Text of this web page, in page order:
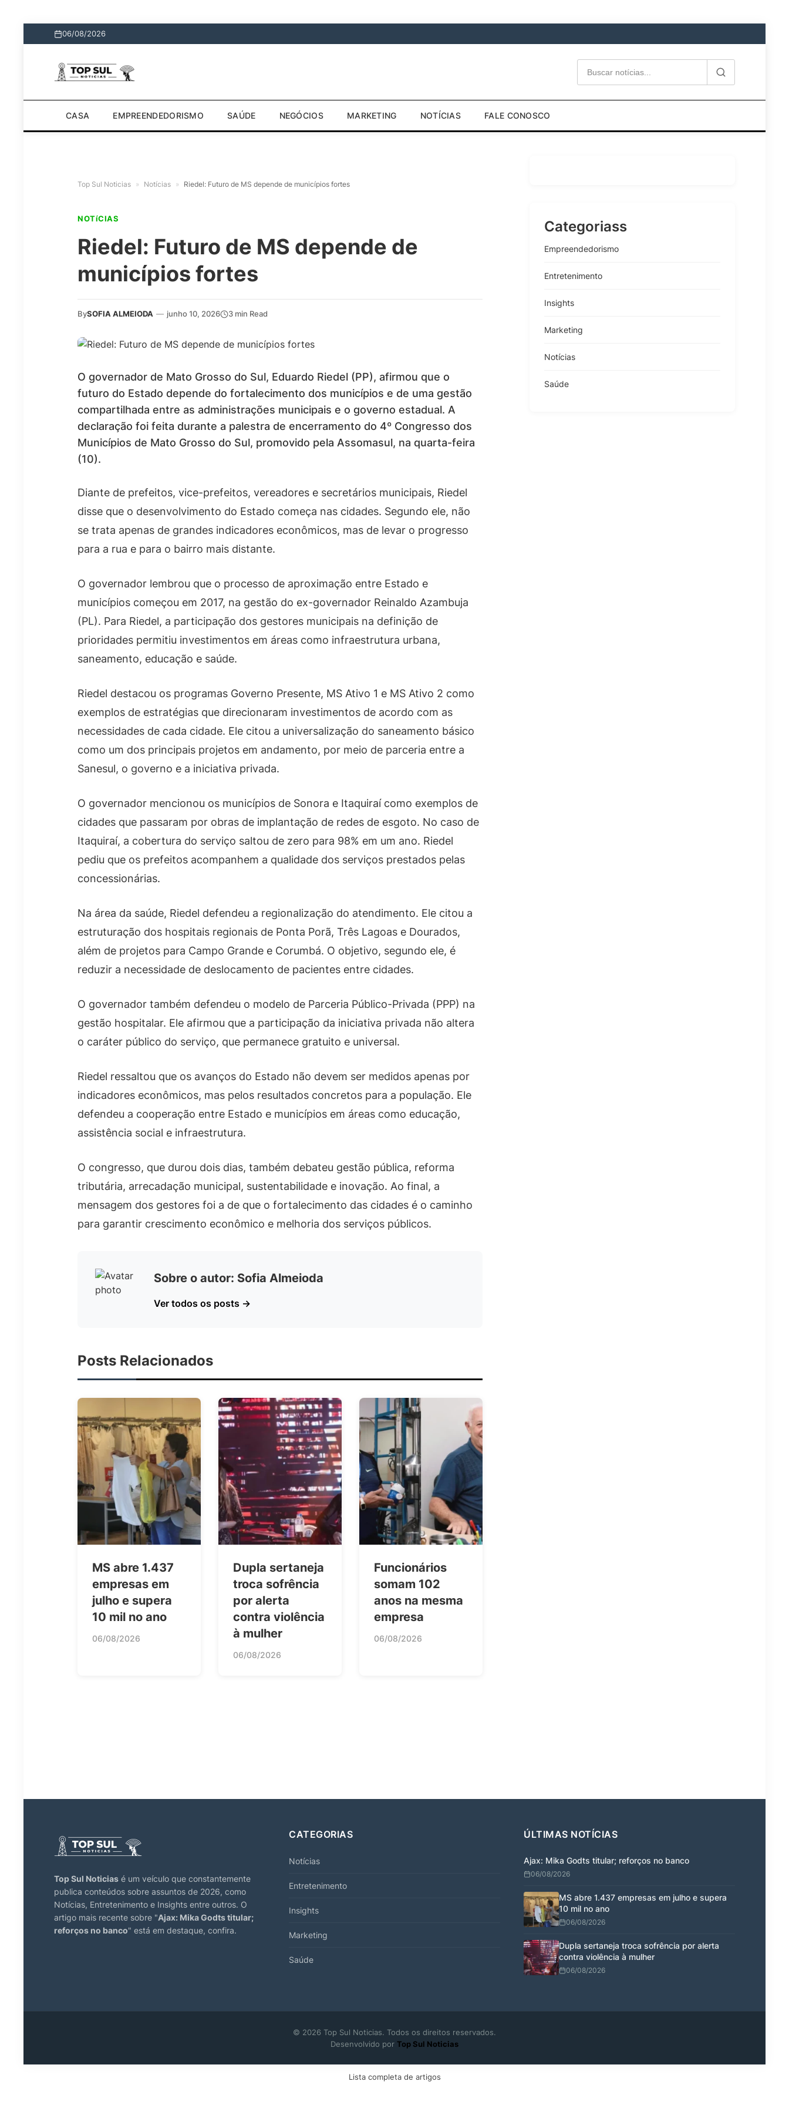
06/08/2026
CASA EMPREENDEDORISMO SAÚDE NEGÓCIOS MARKETING NOTÍCIAS FALE CONOSCO
Top Sul Noticias » Notícias » Riedel: Futuro de MS depende de municípios fortes
NOTíCIAS
Riedel: Futuro de MS depende de
municípios fortes
BySOFIA ALMEIODA — junho 10, 2026 3 min Read
O governador de Mato Grosso do Sul, Eduardo Riedel (PP), afirmou que o
futuro do Estado depende do fortalecimento dos municípios e de uma gestão
compartilhada entre as administrações municipais e o governo estadual. A
declaração foi feita durante a palestra de encerramento do 4º Congresso dos
Municípios de Mato Grosso do Sul, promovido pela Assomasul, na quarta-feira
(10).
Diante de prefeitos, vice-prefeitos, vereadores e secretários municipais, Riedel
disse que o desenvolvimento do Estado começa nas cidades. Segundo ele, não
se trata apenas de grandes indicadores econômicos, mas de levar o progresso
para a rua e para o bairro mais distante.
O governador lembrou que o processo de aproximação entre Estado e
municípios começou em 2017, na gestão do ex-governador Reinaldo Azambuja
(PL). Para Riedel, a participação dos gestores municipais na definição de
prioridades permitiu investimentos em áreas como infraestrutura urbana,
saneamento, educação e saúde.
Riedel destacou os programas Governo Presente, MS Ativo 1 e MS Ativo 2 como
exemplos de estratégias que direcionaram investimentos de acordo com as
necessidades de cada cidade. Ele citou a universalização do saneamento básico
como um dos principais projetos em andamento, por meio de parceria entre a
Sanesul, o governo e a iniciativa privada.
O governador mencionou os municípios de Sonora e Itaquiraí como exemplos de
cidades que passaram por obras de implantação de redes de esgoto. No caso de
Itaquiraí, a cobertura do serviço saltou de zero para 98% em um ano. Riedel
pediu que os prefeitos acompanhem a qualidade dos serviços prestados pelas
concessionárias.
Na área da saúde, Riedel defendeu a regionalização do atendimento. Ele citou a
estruturação dos hospitais regionais de Ponta Porã, Três Lagoas e Dourados,
além de projetos para Campo Grande e Corumbá. O objetivo, segundo ele, é
reduzir a necessidade de deslocamento de pacientes entre cidades.
O governador também defendeu o modelo de Parceria Público-Privada (PPP) na
gestão hospitalar. Ele afirmou que a participação da iniciativa privada não altera
o caráter público do serviço, que permanece gratuito e universal.
Riedel ressaltou que os avanços do Estado não devem ser medidos apenas por
indicadores econômicos, mas pelos resultados concretos para a população. Ele
defendeu a cooperação entre Estado e municípios em áreas como educação,
assistência social e infraestrutura.
O congresso, que durou dois dias, também debateu gestão pública, reforma
tributária, arrecadação municipal, sustentabilidade e inovação. Ao final, a
mensagem dos gestores foi a de que o fortalecimento das cidades é o caminho
para garantir crescimento econômico e melhoria dos serviços públicos.
Sobre o autor: Sofia Almeioda
Ver todos os posts →
Posts Relacionados
MS abre 1.437
empresas em
julho e supera
10 mil no ano
06/08/2026
Dupla sertaneja
troca sofrência
por alerta
contra violência
à mulher
06/08/2026
Funcionários
somam 102
anos na mesma
empresa
06/08/2026
Categoriass
Empreendedorismo
Entretenimento
Insights
Marketing
Notícias
Saúde
Top Sul Noticias é um veículo que constantemente
publica conteúdos sobre assuntos de 2026, como
Notícias, Entretenimento e Insights entre outros. O
artigo mais recente sobre "Ajax: Mika Godts titular;
reforços no banco" está em destaque, confira.
CATEGORIAS
Notícias
Entretenimento
Insights
Marketing
Saúde
ÚLTIMAS NOTÍCIAS
Ajax: Mika Godts titular; reforços no banco
06/08/2026
MS abre 1.437 empresas em julho e supera
10 mil no ano
06/08/2026
Dupla sertaneja troca sofrência por alerta
contra violência à mulher
06/08/2026
© 2026 Top Sul Noticias. Todos os direitos reservados.
Desenvolvido por Top Sul Noticias
Lista completa de artigos